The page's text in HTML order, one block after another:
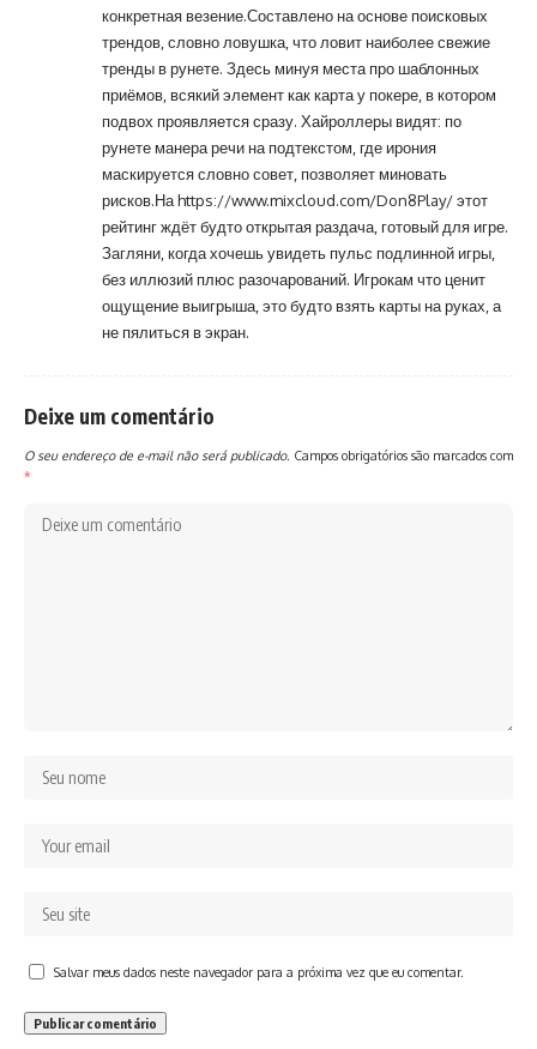
конкретная везение.Составлено на основе поисковых
трендов, словно ловушка, что ловит наиболее свежие
тренды в рунете. Здесь минуя места про шаблонных
приёмов, всякий элемент как карта у покере, в котором
подвох проявляется сразу. Хайроллеры видят: по
рунете манера речи на подтекстом, где ирония
маскируется словно совет, позволяет миновать
рисков.Наhttps://www.mixcloud.com/Don8Play/этот
рейтинг ждёт будто открытая раздача, готовый для игре.
Загляни, когда хочешь увидеть пульс подлинной игры,
без иллюзий плюс разочарований. Игрокам что ценит
ощущение выигрыша, это будто взять карты на руках, а
не пялиться в экран.
Deixe um comentário
O seu endereço de e-mail não será publicado. Campos obrigatórios são marcados com
*
Salvar meus dados neste navegador para a próxima vez que eu comentar.